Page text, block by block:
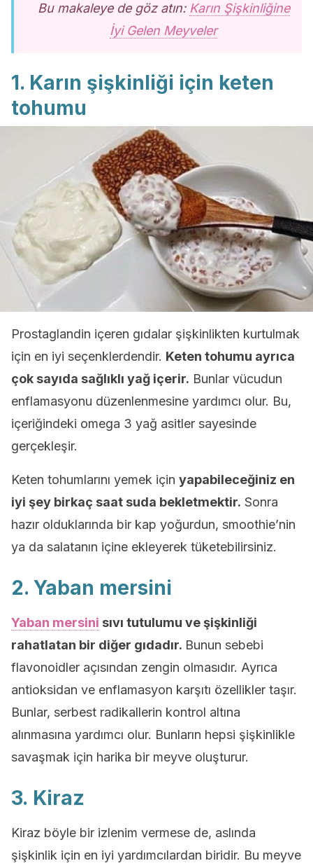
Bu makaleye de göz atın: Karın Şişkinliğine
İyi Gelen Meyveler
1. Karın şişkinliği için keten
tohumu
Prostaglandin içeren gıdalar şişkinlikten kurtulmak
için en iyi seçenklerdendir. Keten tohumu ayrıca
çok sayıda sağlıklı yağ içerir. Bunlar vücudun
enflamasyonu düzenlenmesine yardımcı olur. Bu,
içeriğindeki omega 3 yağ asitler sayesinde
gerçekleşir.
Keten tohumlarını yemek için yapabileceğiniz en
iyi şey birkaç saat suda bekletmektir. Sonra
hazır olduklarında bir kap yoğurdun, smoothie’nin
ya da salatanın içine ekleyerek tüketebilirsiniz.
2. Yaban mersini
Yaban mersini sıvı tutulumu ve şişkinliği
rahatlatan bir diğer gıdadır. Bunun sebebi
flavonoidler açısından zengin olmasıdır. Ayrıca
antioksidan ve enflamasyon karşıtı özellikler taşır.
Bunlar, serbest radikallerin kontrol altına
alınmasına yardımcı olur. Bunların hepsi şişkinlikle
savaşmak için harika bir meyve oluşturur.
3. Kiraz
Kiraz böyle bir izlenim vermese de, aslında
şişkinlik için en iyi yardımcılardan biridir. Bu meyve